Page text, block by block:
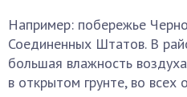
Например: побережье
Соединенных Штатов. В
большая влажность
в открытом грунте, во всех